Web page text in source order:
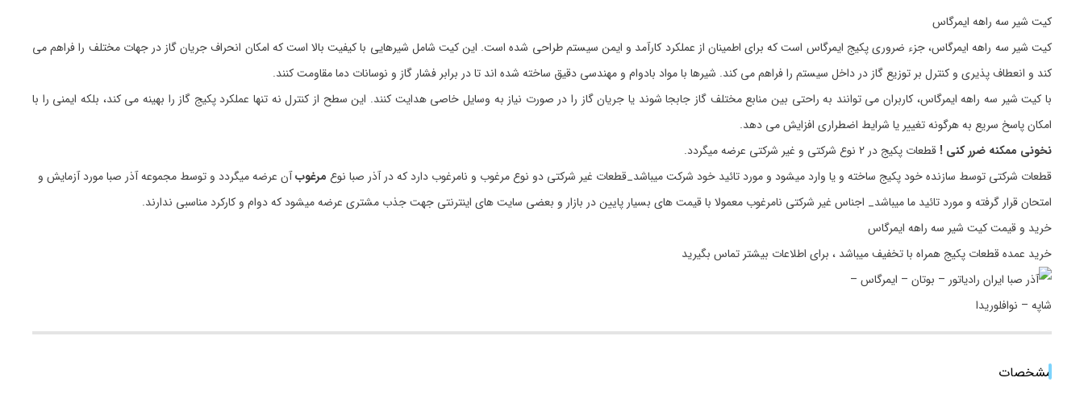
کیت شیر سه راهه ایمرگاس
کیت شیر سه راهه ایمرگاس، جزء ضروری پکیج ایمرگاس است که برای اطمینان از عملکرد کارآمد و ایمن سیستم طراحی شده است. این کیت شامل شیرهایی با کیفیت بالا است که امکان انحراف جریان گاز در جهات مختلف را فراهم می
کند و انعطاف پذیری و کنترل بر توزیع گاز در داخل سیستم را فراهم می کند. شیرها با مواد بادوام و مهندسی دقیق ساخته شده اند تا در برابر فشار گاز و نوسانات دما مقاومت کنند.
با کیت شیر سه راهه ایمرگاس، کاربران می توانند به راحتی بین منابع مختلف گاز جابجا شوند یا جریان گاز را در صورت نیاز به وسایل خاصی هدایت کنند. این سطح از کنترل نه تنها عملکرد پکیج گاز را بهینه می کند، بلکه ایمنی را با
امکان پاسخ سریع به هرگونه تغییر یا شرایط اضطراری افزایش می دهد.
نخونی ممکنه ضرر کنی ! قطعات پکیج در 2 نوع شرکتی و غیر شرکتی عرضه میگردد.
قطعات شرکتی توسط سازنده خود پکیج ساخته و یا وارد میشود و مورد تائید خود شرکت میباشد_قطعات غیر شرکتی دو نوع مرغوب و نامرغوب دارد که در آذر صبا نوع مرغوبآن عرضه میگردد و توسط مجموعه آذر صبا مورد آزمایش و
امتحان قرار گرفته و مورد تائید ما میباشد_ اجناس غیر شرکتی نامرغوب معمولا با قیمت های بسیار پایین در بازار و بعضی سایت های اینترنتی جهت جذب مشتری عرضه میشود که دوام و کارکرد مناسبی ندارند.
خرید و قیمت کیت شیر سه راهه ایمرگاس
خرید عمده قطعات پکیج همراه با تخفیف میباشد ، برای اطلاعات بیشتر تماس بگیرید
مشخصات